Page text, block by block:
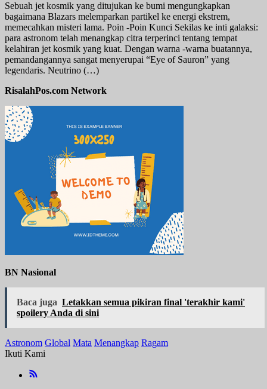
Sebuah jet kosmik yang ditujukan ke bumi mengungkapkan
bagaimana Blazars melemparkan partikel ke energi ekstrem,
memecahkan misteri lama. Poin -Poin Kunci Sekilas ke inti galaksi:
para astronom telah menangkap citra terperinci tentang tempat
kelahiran jet kosmik yang kuat. Dengan warna -warna buatannya,
pemandangannya sangat menyerupai “Eye of Sauron” yang
legendaris. Neutrino (…)
RisalahPos.com Network
BN Nasional
Baca juga Letakkan semua pikiran final 'terakhir kami'
spoilery Anda di sini
Astronom Global Mata Menangkap Ragam
Ikuti Kami